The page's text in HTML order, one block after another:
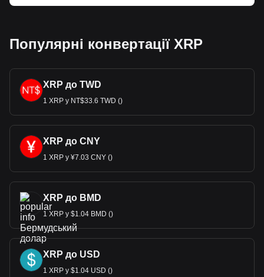
Популярні конвертації XRP
XRP до TWD
1 XRP у NT$33.6 TWD ()
XRP до CNY
1 XRP у ¥7.03 CNY ()
XRP до BMD
1 XRP у $1.04 BMD ()
XRP до USD
1 XRP у $1.04 USD ()